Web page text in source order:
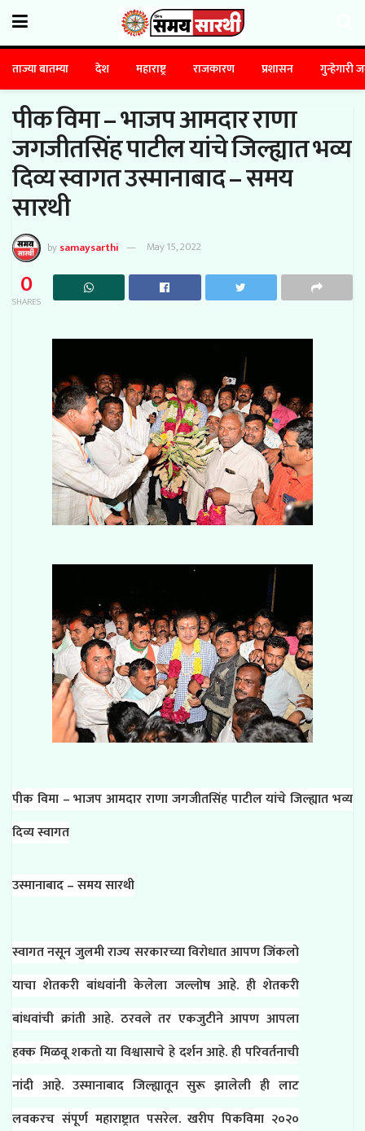
ताज्या बातम्या देश महाराष्ट्र राजकारण प्रशासन गुन्हेगारी
पीक विमा – भाजप आमदार राणा
जगजीतसिंह पाटील यांचे जिल्ह्यात भव्य
दिव्य स्वागत उस्मानाबाद – समय
सारथी
bysamaysarthi May 15, 2022
0
SHARES
पीक विमा – भाजप आमदार राणा जगजीतसिंह पाटील यांचे जिल्ह्यात भव्य
दिव्य स्वागत
उस्मानाबाद – समय सारथी
स्वागत नसून जुलमी राज्य सरकारच्या विरोधात आपण जिंकलो
याचा शेतकरी बांधवांनी केलेला जल्लोष आहे. ही शेतकरी
बांधवांची क्रांती आहे. ठरवले तर एकजुटीने आपण आपला
हक्क मिळवू शकतो या विश्वासाचे हे दर्शन आहे. ही परिवर्तनाची
नांदी आहे. उस्मानाबाद जिल्ह्यातून सुरू झालेली ही लाट
लवकरच संपूर्ण महाराष्ट्रात पसरेल. खरीप पिकविमा २०२०